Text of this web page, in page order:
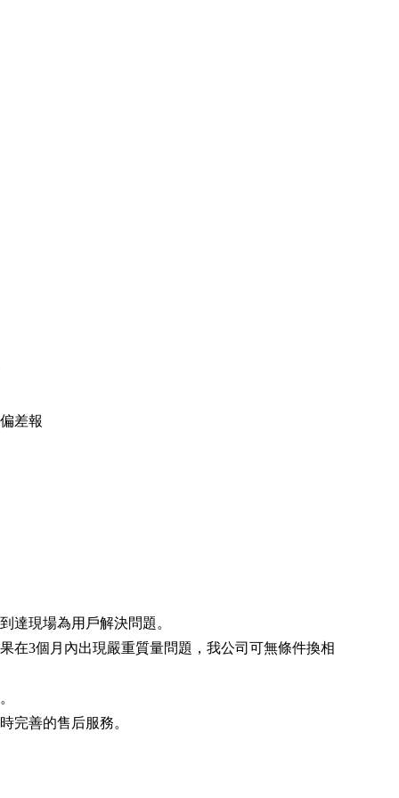
差報
達現場為用戶解決問題。
在3個月內出現嚴重質量問題，我公司可無條件換相
完善的售后服務。